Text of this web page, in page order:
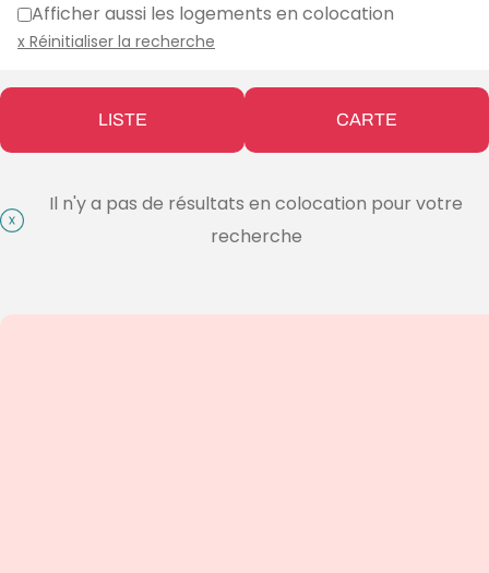
Afficher aussi les logements en colocation
x Réinitialiser la recherche
LISTE CARTE
Il n'y a pas de résultats en colocation pour votre
recherche